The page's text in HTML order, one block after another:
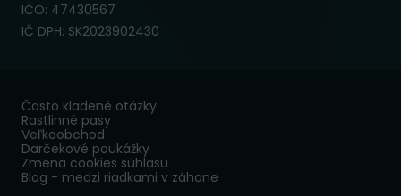
IČO: 47430567
IČ DPH: SK2023902430
Často kladené otázky
Rastlinné pasy
Veľkoobchod
Darčekové poukážky
Zmena cookies súhlasu
Blog - medzi riadkami v záhone